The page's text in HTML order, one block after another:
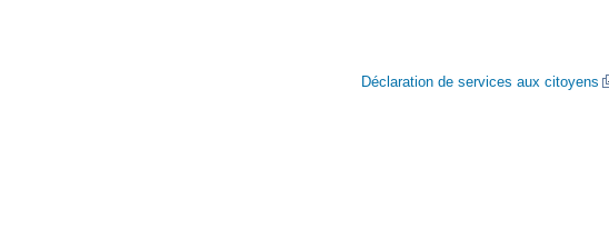
Déclaration de services aux citoyens